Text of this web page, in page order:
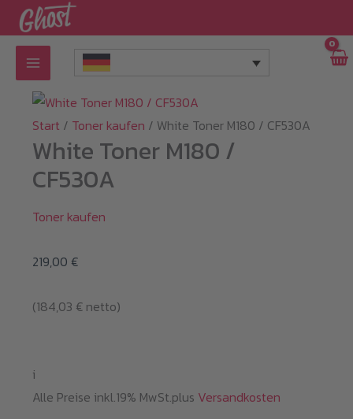
Zum
Inhalt
springen
Start / Toner kaufen / White Toner M180 / CF530A
White Toner M180 /
CF530A
Toner kaufen
219,00 €
(184,03 €netto)
i
Alle Preise inkl.19% MwSt.plus Versandkosten